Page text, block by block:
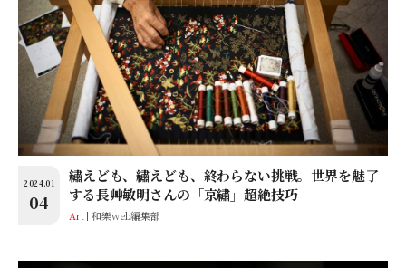
2024.01
04
繡えども、繡えども、終わらない挑戦。世界を魅了
する長艸敏明さんの「京繡」超絶技巧
Art 和樂web編集部